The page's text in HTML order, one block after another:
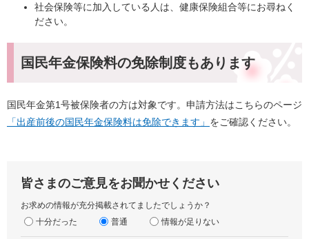
社会保険等に加入している人は、健康保険組合等にお尋ねく
ださい。
国民年金保険料の免除制度もあります
国民年金第1号被保険者の方は対象です。申請方法はこちらのページ
「出産前後の国民年金保険料は免除できます」 をご確認ください。
皆さまのご意見をお聞かせください
お求めの情報が充分掲載されてましたでしょうか？
十分だった
普通 情報が足りない